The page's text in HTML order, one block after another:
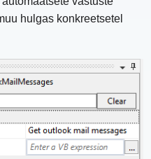
hulgas konkreetsetel